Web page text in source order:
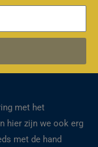
met het
hier zijn we ook erg
met de hand